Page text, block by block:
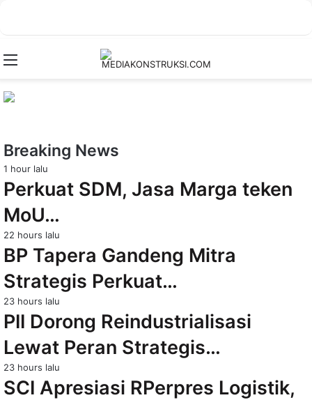
Breaking News
1 hour lalu
Perkuat SDM, Jasa Marga teken
MoU…
22 hours lalu
BP Tapera Gandeng Mitra
Strategis Perkuat…
23 hours lalu
PII Dorong Reindustrialisasi
Lewat Peran Strategis…
23 hours lalu
SCI Apresiasi RPerpres Logistik,